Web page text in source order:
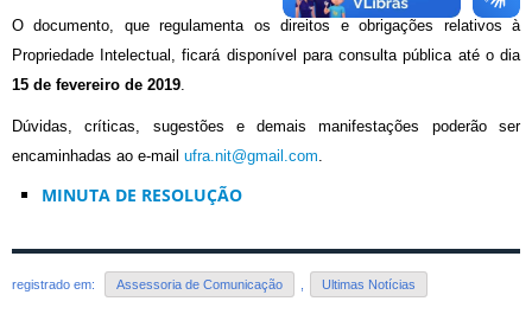
O documento, que regulamenta os direitos e obrigações relativos à
Propriedade Intelectual, ficará disponível para consulta pública até o dia
15 de fevereiro de 2019.
Dúvidas, críticas, sugestões e demais manifestações poderão ser
encaminhadas ao e-mail ufra.nit@gmail.com.
MINUTA DE RESOLUÇÃO
registrado em: Assessoria de Comunicação Ultimas Notícias